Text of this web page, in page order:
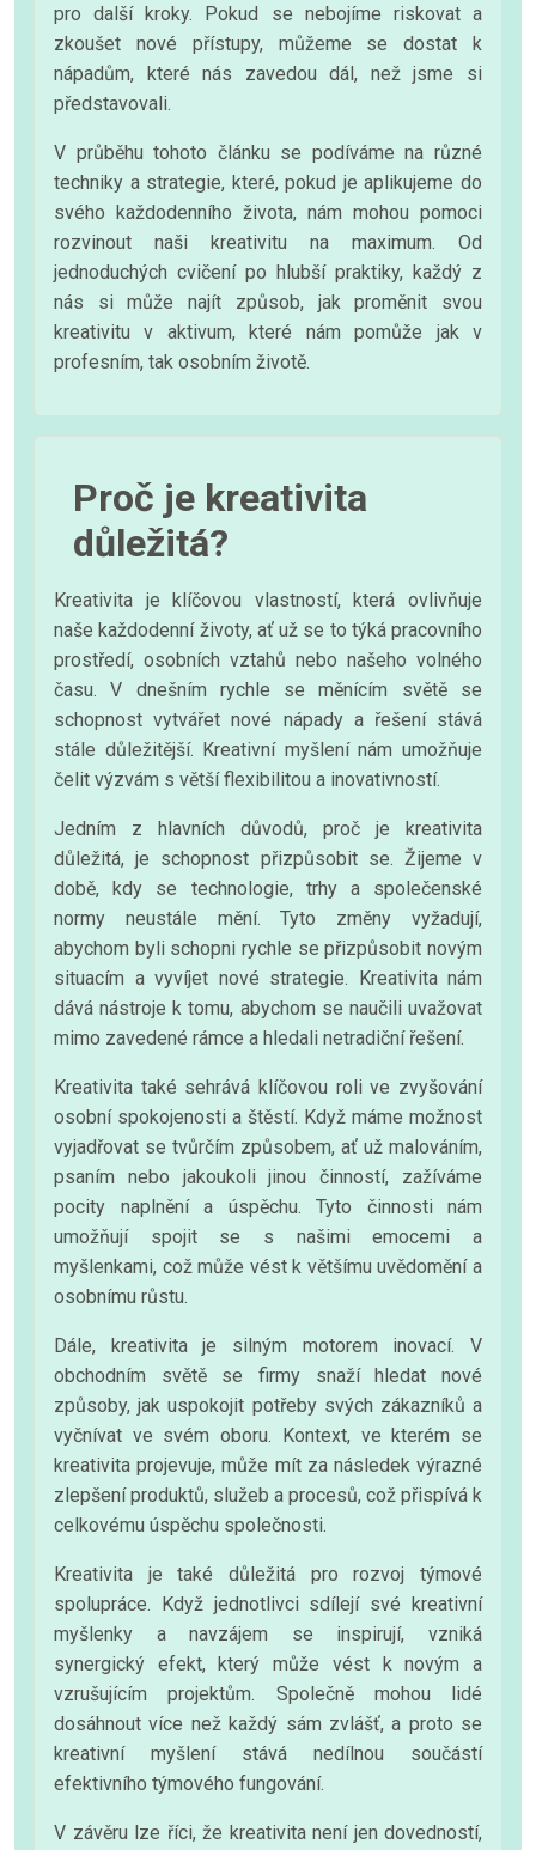
pro další kroky. Pokud se nebojíme riskovat a
zkoušet nové přístupy, můžeme se dostat k
nápadům, které nás zavedou dál, než jsme si
představovali.
V průběhu tohoto článku se podíváme na různé
techniky a strategie, které, pokud je aplikujeme do
svého každodenního života, nám mohou pomoci
rozvinout naši kreativitu na maximum. Od
jednoduchých cvičení po hlubší praktiky, každý z
nás si může najít způsob, jak proměnit svou
kreativitu v aktivum, které nám pomůže jak v
profesním, tak osobním životě.
Proč je kreativita
důležitá?
Kreativita je klíčovou vlastností, která ovlivňuje
naše každodenní životy, ať už se to týká pracovního
prostředí, osobních vztahů nebo našeho volného
času. V dnešním rychle se měnícím světě se
schopnost vytvářet nové nápady a řešení stává
stále důležitější. Kreativní myšlení nám umožňuje
čelit výzvám s větší flexibilitou a inovativností.
Jedním z hlavních důvodů, proč je kreativita
důležitá, je schopnost přizpůsobit se. Žijeme v
době, kdy se technologie, trhy a společenské
normy neustále mění. Tyto změny vyžadují,
abychom byli schopni rychle se přizpůsobit novým
situacím a vyvíjet nové strategie. Kreativita nám
dává nástroje k tomu, abychom se naučili uvažovat
mimo zavedené rámce a hledali netradiční řešení.
Kreativita také sehrává klíčovou roli ve zvyšování
osobní spokojenosti a štěstí. Když máme možnost
vyjadřovat se tvůrčím způsobem, ať už malováním,
psaním nebo jakoukoli jinou činností, zažíváme
pocity naplnění a úspěchu. Tyto činnosti nám
umožňují spojit se s našimi emocemi a
myšlenkami, což může vést k většímu uvědomění a
osobnímu růstu.
Dále, kreativita je silným motorem inovací. V
obchodním světě se firmy snaží hledat nové
způsoby, jak uspokojit potřeby svých zákazníků a
vyčnívat ve svém oboru. Kontext, ve kterém se
kreativita projevuje, může mít za následek výrazné
zlepšení produktů, služeb a procesů, což přispívá k
celkovému úspěchu společnosti.
Kreativita je také důležitá pro rozvoj týmové
spolupráce. Když jednotlivci sdílejí své kreativní
myšlenky a navzájem se inspirují, vzniká
synergický efekt, který může vést k novým a
vzrušujícím projektům. Společně mohou lidé
dosáhnout více než každý sám zvlášť, a proto se
kreativní myšlení stává nedílnou součástí
efektivního týmového fungování.
V závěru lze říci, že kreativita není jen dovedností,